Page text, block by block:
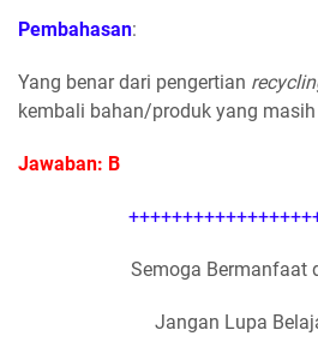
Pembahasan:
Yang benar dari pengertian
kembali bahan/produk yang
Jawaban: B
Semoga Bermanfaat
Jangan Lupa